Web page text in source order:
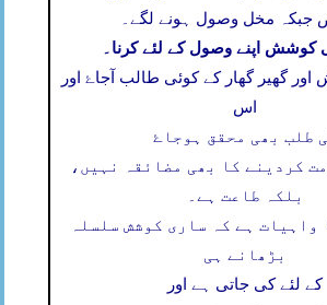
مخل وصول ہونے لگے۔
اپنے وصول کے لئے کرنا۔
اور گھیر گھار کے کوئی طالب آجاۓ اور
اس
طلب بھی محقق ہوجاۓ
کردینے کا بھی مضائقہ نہیں،
بلکہ طاعت ہے۔
واہیات ہے کہ ساری کوشش سلسلہ
بڑھانے ہی
کے لئے کی جاتی ہے اور